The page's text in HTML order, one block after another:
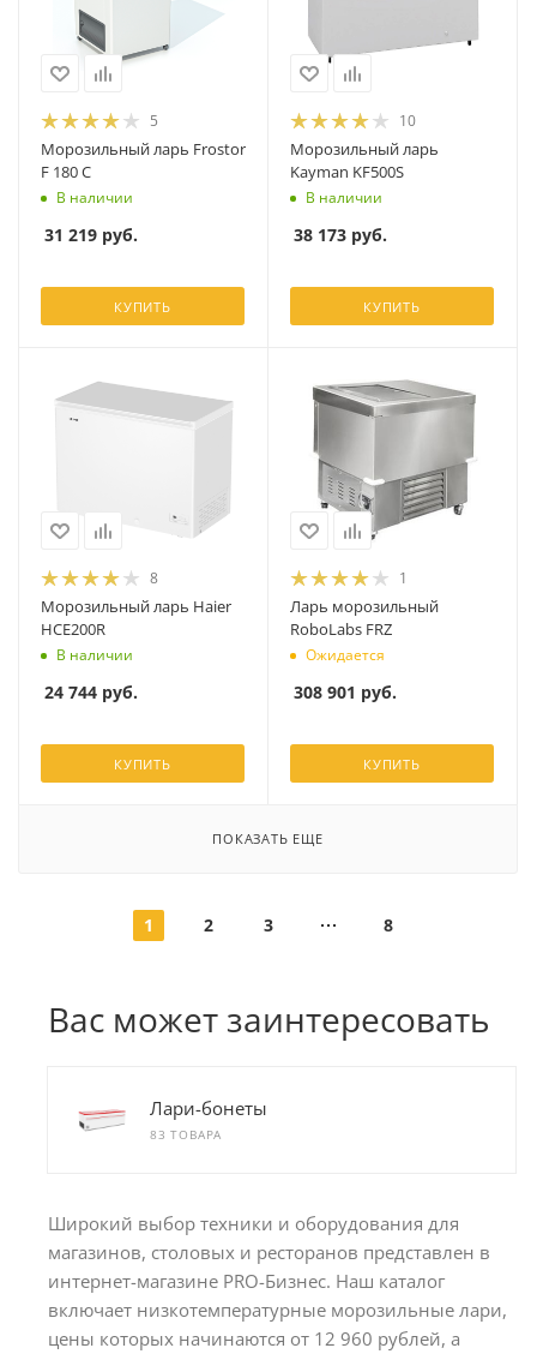
5
Морозильный ларь Frostor
F 180 С
В наличии
31 219 руб.
КУПИТЬ
10
Морозильный ларь
Kayman KF500S
В наличии
38 173 руб.
КУПИТЬ
8
Морозильный ларь Haier
HCE200R
В наличии
24 744 руб.
КУПИТЬ
1
Ларь морозильный
RoboLabs FRZ
Ожидается
308 901 руб.
КУПИТЬ
ПОКАЗАТЬ ЕЩЕ
1 2 3 8
Вас может заинтересовать
Лари-бонеты
83 ТОВАРА
Широкий выбор техники и оборудования для
магазинов, столовых и ресторанов представлен в
интернет-магазине PRO-Бизнес. Наш каталог
включает низкотемпературные морозильные лари,
цены которых начинаются от 12 960 рублей, а